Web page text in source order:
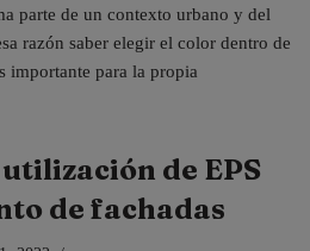
parte de un contexto urbano y del
razón saber elegir el color dentro de
importante para la propia
de EPS
de fachadas